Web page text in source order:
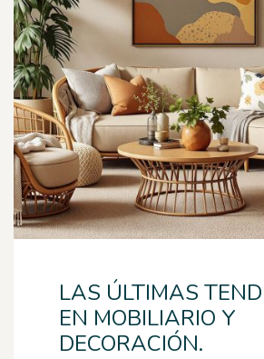
LAS ÚLTIMAS
EN MOBILIARIO Y
DECORACIÓN.